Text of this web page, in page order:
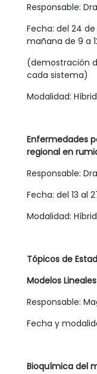
Responsable:
Fecha: del 24
mañana de 9 a
(demostración
cada sistema)
Modalidad:
Enfermedades
regional en
Responsable:
Fecha: del 13 al
Modalidad:
Tópicos de
Modelos
Responsable:
Fecha y
Bioquímica del